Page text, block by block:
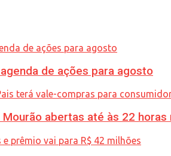
de ações para agosto
Mourão abertas até às 22